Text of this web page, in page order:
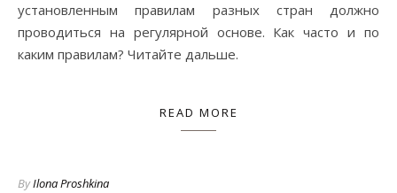
установленным правилам разных стран должно
проводиться на регулярной основе. Как часто и по
каким правилам? Читайте дальше.
READ MORE
ByIlona Proshkina